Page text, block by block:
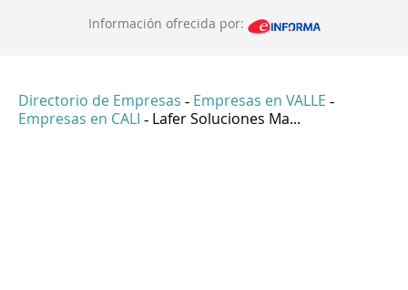
Información ofrecida por:
Directorio de Empresas - Empresas en VALLE -
Empresas en CALI - Lafer Soluciones Ma...